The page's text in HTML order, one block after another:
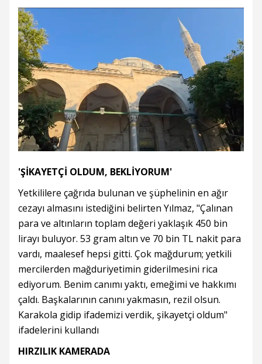
'ŞİKAYETÇİ OLDUM, BEKLİYORUM'
Yetkililere çağrıda bulunan ve şüphelinin en ağır
cezayı almasını istediğini belirten Yılmaz, "Çalınan
para ve altınların toplam değeri yaklaşık 450 bin
lirayı buluyor. 53 gram altın ve 70 bin TL nakit para
vardı, maalesef hepsi gitti. Çok mağdurum; yetkili
mercilerden mağduriyetimin giderilmesini rica
ediyorum. Benim canımı yaktı, emeğimi ve hakkımı
çaldı. Başkalarının canını yakmasın, rezil olsun.
Karakola gidip ifademizi verdik, şikayetçi oldum"
ifadelerini kullandı
HIRZILIK KAMERADA